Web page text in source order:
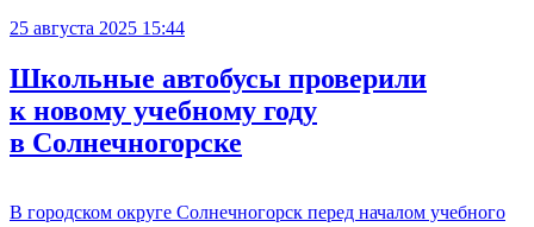
25 августа 2025 15:44
Школьные автобусы проверили
к новому учебному году
в Солнечногорске
В городском округе Солнечногорск перед началом учебного